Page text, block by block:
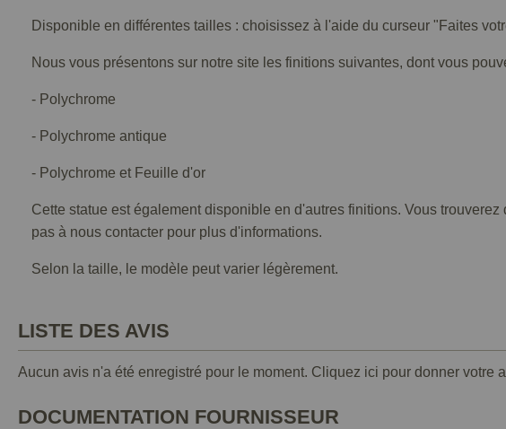
Disponible en différentes tailles : choisissez à l'aide du curseur "Faites
Nous vous présentons sur notre site les finitions suivantes, dont vous
- Polychrome
- Polychrome antique
- Polychrome et Feuille d'or
Cette statue est également disponible en d'autres finitions. Vous
pas à nous contacter pour plus d'informations.
Selon la taille, le modèle peut varier légèrement.
LISTE DES AVIS
Aucun avis n'a été enregistré pour le moment. Cliquez ici pour donner votre
DOCUMENTATION FOURNISSEUR